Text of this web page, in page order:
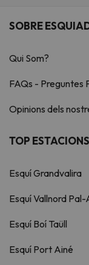
SOBRE
Qui Som?
FAQs - Preguntes
Opinions dels
TOP
Esquí Grandvalira
Esquí Vallnord Pal-
Esquí Boí Taüll
Esquí Port Ainé